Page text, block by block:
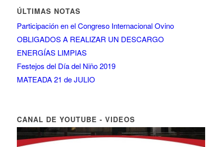
ÚLTIMAS NOTAS
Participación en el Congreso Internacional Ovino
OBLIGADOS A REALIZAR UN DESCARGO
ENERGÍAS LIMPIAS
Festejos del Día del Niño 2019
MATEADA 21 de JULIO
CANAL DE YOUTUBE - VIDEOS